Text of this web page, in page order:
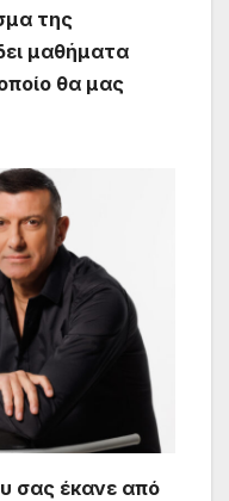
της
μαθήματα
θα μας
σας έκανε από